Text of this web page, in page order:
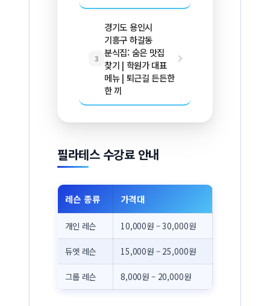
3
경기도 용인시
기흥구 하갈동
분식집: 숨은 맛집
찾기 | 학원가 대표
메뉴 | 퇴근길 든든한
한 끼
필라테스 수강료 안내
레슨 종류 가격대
개인 레슨 10,000원 – 30,000원
듀엣 레슨 15,000원 – 25,000원
그룹 레슨 8,000원 – 20,000원